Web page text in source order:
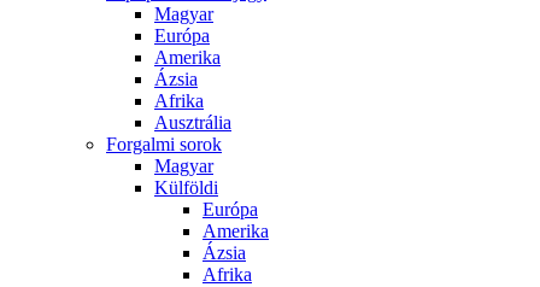
Magyar
Európa
Amerika
Ázsia
Afrika
Ausztrália
Forgalmi sorok
Magyar
Külföldi
Európa
Amerika
Ázsia
Afrika